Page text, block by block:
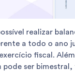
realizar
a todo o ano
fiscal.
pode ser